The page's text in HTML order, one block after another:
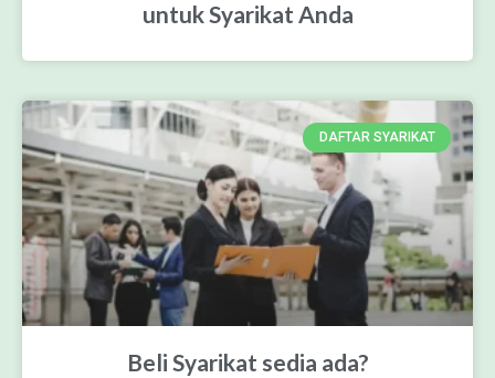
untuk Syarikat Anda
DAFTAR SYARIKAT
Beli Syarikat sedia ada?